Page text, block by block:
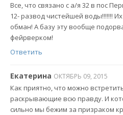
Все, что связано с а/я 32 в пос
12- развод чистейшей воды!!!!!!!
обман! А базу эту вообще
фейрверком!
Ответить
Екатерина ОКТЯБРЬ 09, 2015
Как приятно, что можно
раскрывающие всю правду. И
сильно мы бежим за призраком